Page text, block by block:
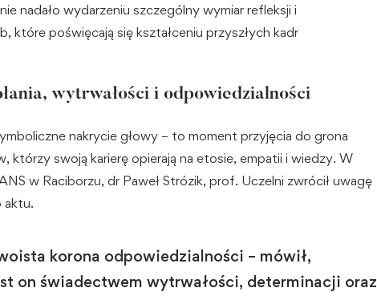
nadało wydarzeniu szczególny wymiar refleksji i
które poświęcają się kształceniu przyszłych kadr
wytrwałości i odpowiedzialności
nakrycie głowy – to moment przyjęcia do grona
którzy swoją karierę opierają na etosie, empatii i wiedzy. W
w Raciborzu, dr Paweł Strózik, prof. Uczelni zwrócił uwagę
aktu.
korona odpowiedzialności – mówił,
on świadectwem wytrwałości, determinacji oraz